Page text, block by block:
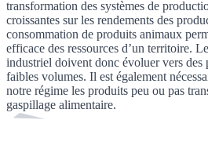
transformation des systèmes de
croissantes sur les rendements des
consommation de produits animaux
efficace des ressources d’un territoire.
industriel doivent donc évoluer vers des
faibles volumes. Il est également
notre régime les produits peu ou pas
gaspillage alimentaire.